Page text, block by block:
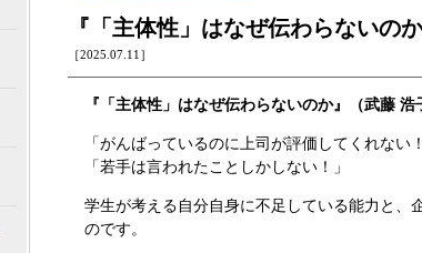
『「主体性」はなぜ伝わらないの
［2025.07.11］
『「主体性」はなぜ伝わらないのか』（武藤 浩
「がんばっているのに上司が評価してくれない！
「若手は言われたことしかしない！」
学生が考える自分自身に不足している能力と、
のです。